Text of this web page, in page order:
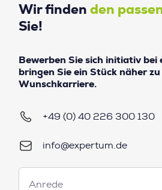
Wir finden den
Sie!
Bewerben Sie sich initiativ
bringen Sie ein Stück näher
Wunschkarriere.
+49 (0) 40 226 300 130
info@expertum.de
Anrede
Anrede